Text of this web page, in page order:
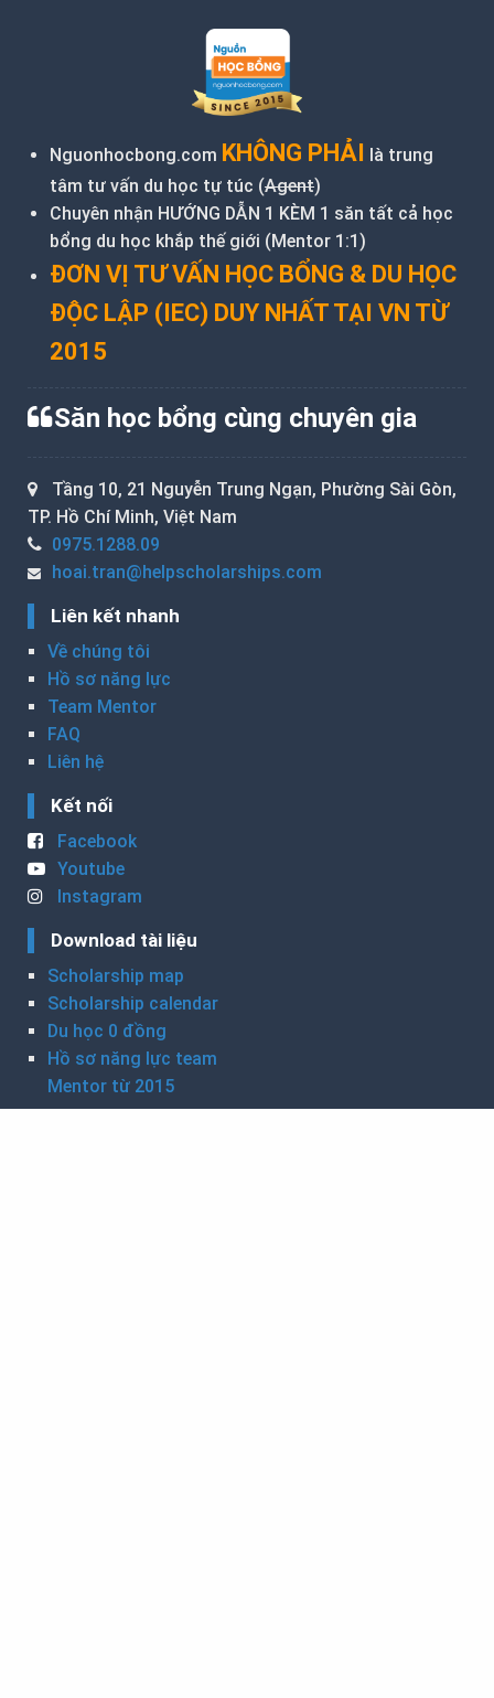
Nguonhocbong.com KHÔNG PHẢI là trung
tâm tư vấn du học tự túc (Agent)
Chuyên nhận HƯỚNG DẪN 1 KÈM 1 săn tất cả học
bổng du học khắp thế giới (Mentor 1:1)
ĐƠN VỊ TƯ VẤN HỌC BỔNG & DU HỌC
ĐỘC LẬP (IEC) DUY NHẤT TẠI VN TỪ
2015
Săn học bổng cùng chuyên gia
Tầng 10, 21 Nguyễn Trung Ngạn, Phường Sài Gòn,
TP. Hồ Chí Minh, Việt Nam
0975.1288.09
hoai.tran@helpscholarships.com
Liên kết nhanh
Về chúng tôi
Hồ sơ năng lực
Team Mentor
FAQ
Liên hệ
Kết nối
Facebook
Youtube
Instagram
Download tài liệu
Scholarship map
Scholarship calendar
Du học 0 đồng
Hồ sơ năng lực team
Mentor từ 2015